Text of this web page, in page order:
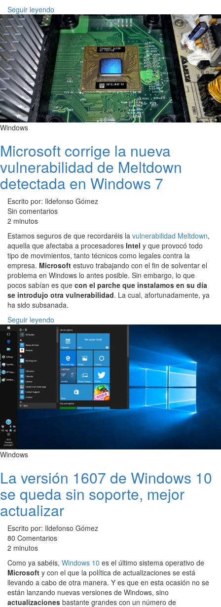
Seguir leyendo
Windows
Microsoft corrige la nueva
vulnerabilidad de Meltdown
detectada en Windows 7
Escrito por: Ildefonso Gómez
Sin comentarios
2 minutos
Estamos seguros de que recordaréis la vulnerabilidad Meltdown,
aquella que afectaba a procesadores Intel y que provocó todo
tipo de movimientos, tanto técnicos como legales contra la
empresa. Microsoft estuvo trabajando con el fin de solventar el
problema en Windows lo antes posible. Sin embargo, lo que
pocos sabían es que con el parche que instalamos en su día
se introdujo otra vulnerabilidad. La cual, afortunadamente, ya
ha sido subsanada.
Seguir leyendo
Windows
La versión 1607 de Windows 10
se queda sin soporte, mejor
actualizar
Escrito por: Ildefonso Gómez
80 Comentarios
2 minutos
Como ya sabéis, Windows 10 es el último sistema operativo de
Microsoft y con el que la política de actualizaciones se está
llevando a cabo de otra manera. Y es que en esta ocasión no se
están lanzando nuevas versiones de Windows, sino
actualizaciones bastante grandes con un número de